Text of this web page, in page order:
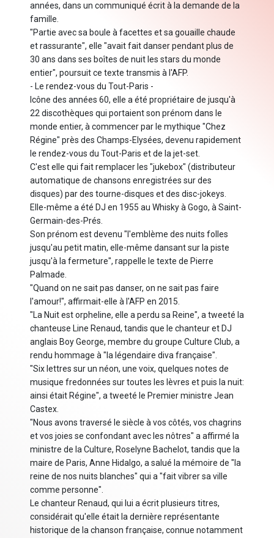
années, dans un communiqué écrit à la demande de la
famille.
"Partie avec sa boule à facettes et sa gouaille chaude
et rassurante", elle "avait fait danser pendant plus de
30 ans dans ses boîtes de nuit les stars du monde
entier", poursuit ce texte transmis à l'AFP.
- Le rendez-vous du Tout-Paris -
Icône des années 60, elle a été propriétaire de jusqu'à
22 discothèques qui portaient son prénom dans le
monde entier, à commencer par le mythique "Chez
Régine" près des Champs-Elysées, devenu rapidement
le rendez-vous du Tout-Paris et de la jet-set.
C'est elle qui fait remplacer les "jukebox" (distributeur
automatique de chansons enregistrées sur des
disques) par des tourne-disques et des disc-jokeys.
Elle-même a été DJ en 1955 au Whisky à Gogo, à Saint-
Germain-des-Prés.
Son prénom est devenu "l'emblème des nuits folles
jusqu'au petit matin, elle-même dansant sur la piste
jusqu'à la fermeture", rappelle le texte de Pierre
Palmade.
"Quand on ne sait pas danser, on ne sait pas faire
l'amour!", affirmait-elle à l'AFP en 2015.
"La Nuit est orpheline, elle a perdu sa Reine", a tweeté la
chanteuse Line Renaud, tandis que le chanteur et DJ
anglais Boy George, membre du groupe Culture Club, a
rendu hommage à "la légendaire diva française".
"Six lettres sur un néon, une voix, quelques notes de
musique fredonnées sur toutes les lèvres et puis la nuit:
ainsi était Régine", a tweeté le Premier ministre Jean
Castex.
"Nous avons traversé le siècle à vos côtés, vos chagrins
et vos joies se confondant avec les nôtres" a affirmé la
ministre de la Culture, Roselyne Bachelot, tandis que la
maire de Paris, Anne Hidalgo, a salué la mémoire de "la
reine de nos nuits blanches" qui a "fait vibrer sa ville
comme personne".
Le chanteur Renaud, qui lui a écrit plusieurs titres,
considérait qu'elle était la dernière représentante
historique de la chanson française, connue notamment